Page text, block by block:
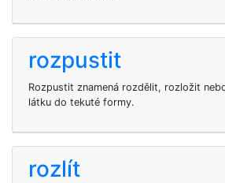
rozpustit
Rozpustit znamená rozdělit, rozložit
látku do tekuté formy.
rozlít